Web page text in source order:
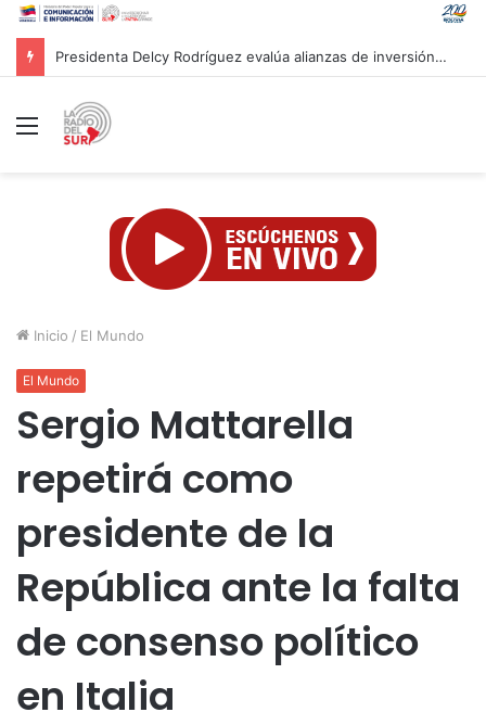
Gobierno venezolano subsidiará con 80% del valor de las viviendas a afectados por sismos
Menú
Inicio / El Mundo
El Mundo
Sergio Mattarella
repetirá como
presidente de la
República ante la falta
de consenso político
en Italia